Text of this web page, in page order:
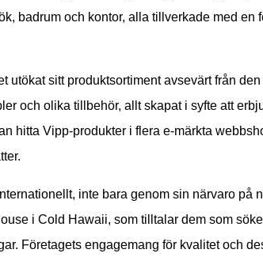
badrum och kontor, alla tillverkade med
utökat sitt produktsortiment avsevärt från
och olika tillbehör, allt skapat i syfte att
hitta Vipp-produkter i flera e-märkta
inte bara genom sin närvaro på
i Cold Hawaii, som tilltalar dem som
Företagets engagemang för kvalitet och